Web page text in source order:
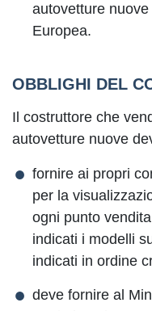
autovetture
Europea.
OBBLIGHI DEL
Il costruttore che
autovetture nuove
fornire ai propri
per la
ogni punto
indicati i modelli
indicati in ordine
deve fornire al